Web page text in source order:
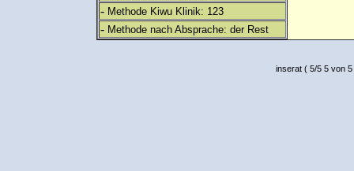
- Methode Kiwu Klinik: 123
- Methode nach Absprache: der Rest
inserat( 5/5 5 von 5